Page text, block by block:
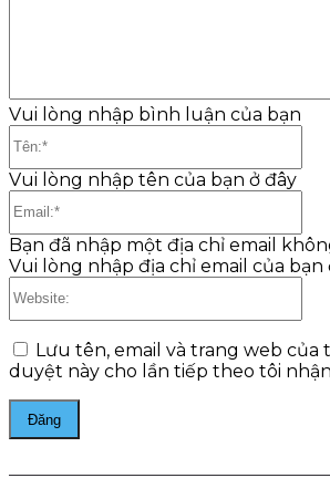
Vui lòng nhập bình luận của bạn
Vui lòng nhập tên của bạn ở đây
Bạn đã nhập một địa chỉ email
Vui lòng nhập địa chỉ email của bạn
Lưu tên, email và trang web
duyệt này cho lần tiếp theo tôi